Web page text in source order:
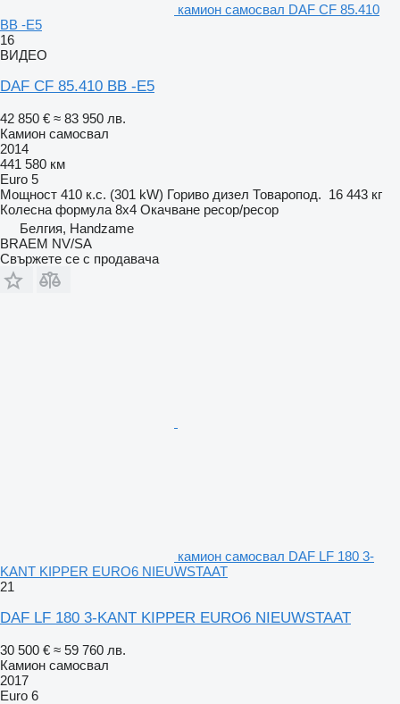
камион самосвал DAF CF 85.410
BB -E5
16
ВИДЕО
DAF CF 85.410 BB -E5
42 850 € ≈ 83 950 лв.
Камион самосвал
2014
441 580 км
Euro 5
Мощност 410 к.с. (301 kW) Гориво дизел Товаропод. 16 443 кг
Колесна формула 8x4 Окачване ресор/ресор
Белгия, Handzame
BRAEM NV/SA
Свържете се с продавача
камион самосвал DAF LF 180 3-
KANT KIPPER EURO6 NIEUWSTAAT
21
DAF LF 180 3-KANT KIPPER EURO6 NIEUWSTAAT
30 500 € ≈ 59 760 лв.
Камион самосвал
2017
Euro 6